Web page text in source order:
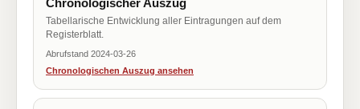
Chronologischer Auszug
Tabellarische Entwicklung aller Eintragungen auf dem
Registerblatt.
Abrufstand 2024-03-26
Chronologischen Auszug ansehen